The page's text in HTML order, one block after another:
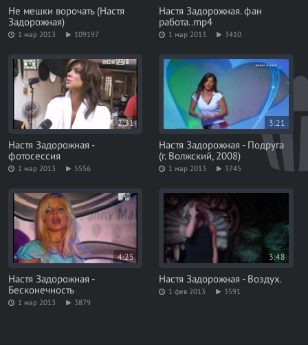
Не мешки ворочать (Настя
Задорожная)
1 мар 2013 109197
Настя Задорожная. фан
работа..mp4
1 мар 2013 3410
2:31
Настя Задорожная -
фотосессия
1 мар 2013 5556
3:21
Настя Задорожная - Подруга
(г. Волжский, 2008)
1 мар 2013 3745
4:25
Настя Задорожная -
Бесконечность
1 мар 2013 3879
3:48
Настя Задорожная - Воздух.
1 фев 2013 3591